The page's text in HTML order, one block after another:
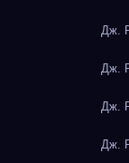
Дж.
Дж.
Дж.
Дж.